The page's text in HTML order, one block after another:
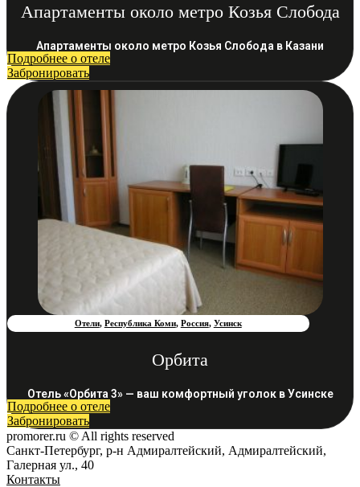
Апартаменты около метро Козья Слобода
Апартаменты около метро Козья Слобода в Казани
Подробнее о отеле
Забронировать
Отели, Республика Коми, Россия, Усинск
Орбита
Отель «Орбита 3» — ваш комфортный уголок в Усинске
Подробнее о отеле
Забронировать
promorer.ru © All rights reserved
Санкт-Петербург, р-н Адмиралтейский, Адмиралтейский,
Галерная ул., 40
Контакты